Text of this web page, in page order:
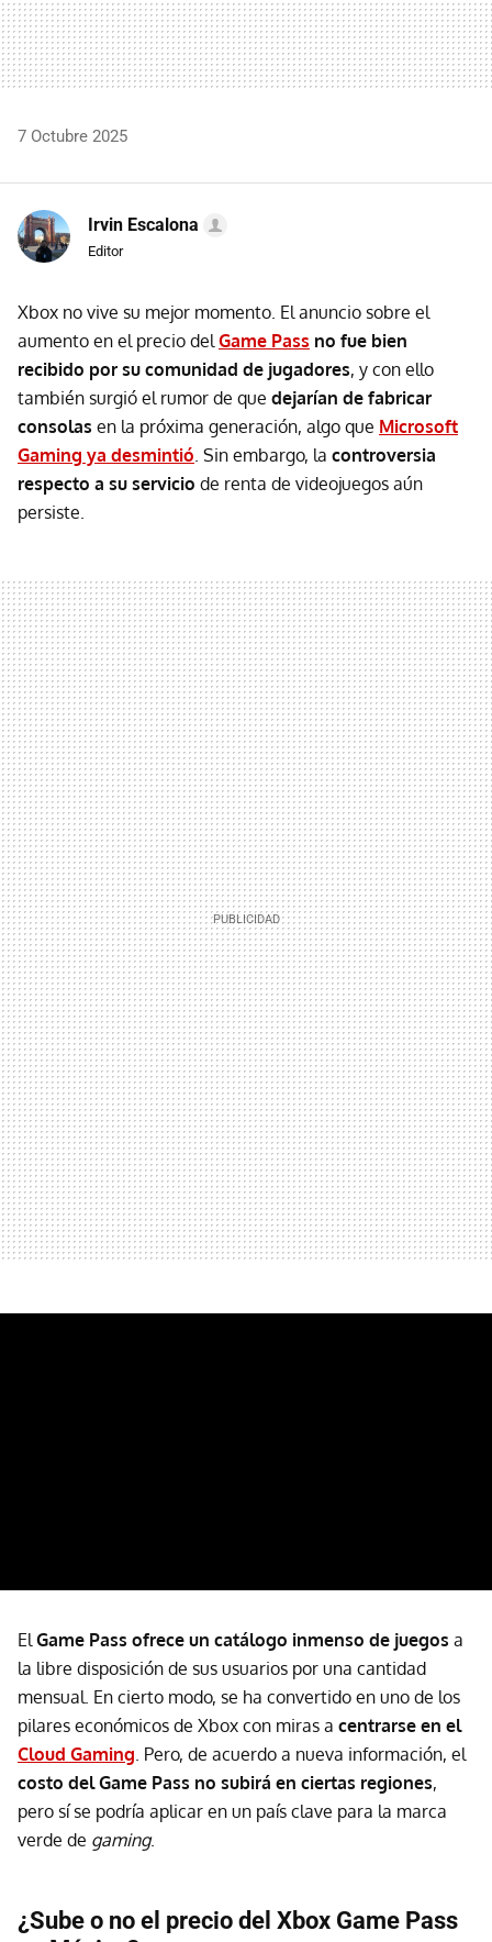
7 Octubre 2025
Irvin Escalona
Editor
Xbox no vive su mejor momento. El anuncio sobre el
aumento en el precio delGame Pass no fue bien
recibido por su comunidad de jugadores, y con ello
también surgió el rumor de que dejarían de fabricar
consolas en la próxima generación, algo que Microsoft
Gaming ya desmintió. Sin embargo, la controversia
respecto a su servicio de renta de videojuegos aún
persiste.
ElGame Pass ofrece un catálogo inmenso de juegos a
la libre disposición de sus usuarios por una cantidad
mensual. En cierto modo, se ha convertido en uno de los
pilares económicos de Xbox con miras a centrarse en el
Cloud Gaming. Pero, de acuerdo a nueva información, el
costo del Game Pass no subirá en ciertas regiones,
pero sí se podría aplicar en un país clave para la marca
verde de gaming.
¿Sube o no el precio del Xbox Game Pass